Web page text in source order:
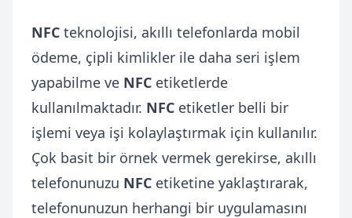
NFC teknolojisi, akıllı telefonlarda mobil
ödeme, çipli kimlikler ile daha seri işlem
yapabilme ve NFC etiketlerde
kullanılmaktadır. NFC etiketler belli bir
işlemi veya işi kolaylaştırmak için kullanılır.
Çok basit bir örnek vermek gerekirse, akıllı
telefonunuzu NFC etiketine yaklaştırarak,
telefonunuzun herhangi bir uygulamasını